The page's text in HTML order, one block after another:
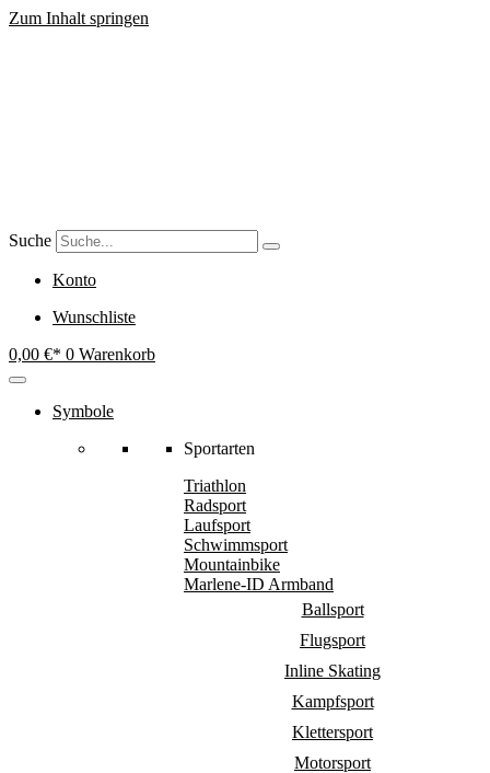
Zum Inhalt springen
Suche
Konto
Wunschliste
0,00 € 0 Warenkorb
Symbole
Sportarten
Triathlon
Radsport
Laufsport
Schwimmsport
Mountainbike
Marlene-ID Armband
Ballsport
Flugsport
Inline Skating
Kampfsport
Klettersport
Motorsport